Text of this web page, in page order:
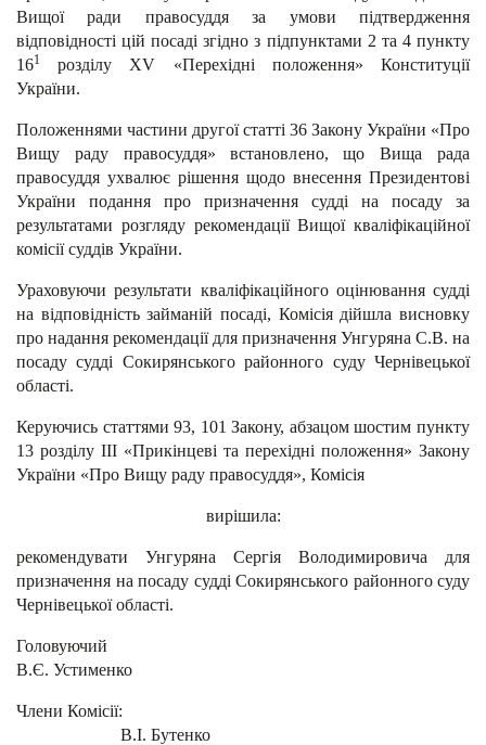
Вищої ради правосуддя за умови підтвердження
відповідності цій посаді згідно з підпунктами 2 та 4 пункту
161
розділу XV «Перехідні положення» Конституції
України.
Положеннями частини другої статті 36 Закону України «Про
Вищу раду правосуддя» встановлено, що Вища рада
правосуддя ухвалює рішення щодо внесення Президентові
України подання про призначення судді на посаду за
результатами розгляду рекомендації Вищої кваліфікаційної
комісії суддів України.
Ураховуючи результати кваліфікаційного оцінювання судді
на відповідність займаній посаді, Комісія дійшла висновку
про надання рекомендації для призначення Унгуряна С.В. на
посаду судді Сокирянського районного суду Чернівецької
області.
Керуючись статтями 93, 101 Закону, абзацом шостим пункту
13 розділу III «Прикінцеві та перехідні положення» Закону
України «Про Вищу раду правосуддя», Комісія
вирішила:
рекомендувати Унгуряна Сергія Володимировича для
призначення на посаду судді Сокирянського районного суду
Чернівецької області.
В.Є. Устименко
Члени Комісії:
В.І. Бутенко